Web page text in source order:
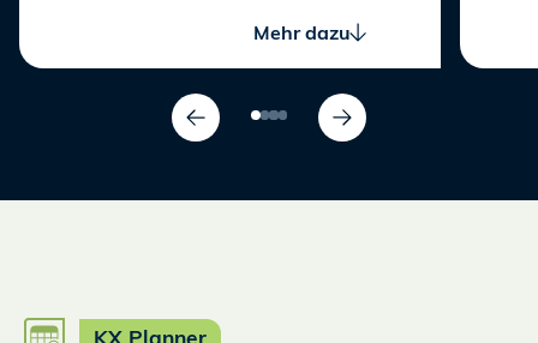
Mehr dazu
KX Planner